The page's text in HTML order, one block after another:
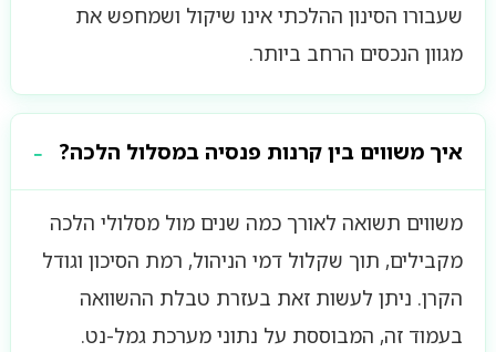
שעבורו הסינון ההלכתי אינו שיקול ושמחפש את
מגוון הנכסים הרחב ביותר.
איך משווים בין קרנות פנסיה במסלול הלכה?
משווים תשואה לאורך כמה שנים מול מסלולי הלכה
מקבילים, תוך שקלול דמי הניהול, רמת הסיכון וגודל
הקרן. ניתן לעשות זאת בעזרת טבלת ההשוואה
בעמוד זה, המבוססת על נתוני מערכת גמל-נט.